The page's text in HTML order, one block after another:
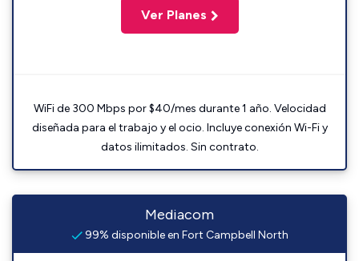
Ver Planes
WiFi de 300 Mbps por $40/mes durante 1 año. Velocidad
diseñada para el trabajo y el ocio. Incluye conexión Wi-Fi y
datos ilimitados. Sin contrato.
Mediacom
99% disponible en Fort Campbell North